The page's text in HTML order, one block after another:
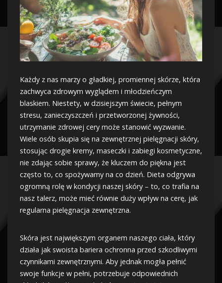
Każdy z nas marzy o gładkiej, promiennej skórze, która
zachwyca zdrowym wyglądem i młodzieńczym
blaskiem. Niestety, w dzisiejszym świecie, pełnym
stresu, zanieczyszczeń i przetworzonej żywności,
utrzymanie zdrowej cery może stanowić wyzwanie.
Wiele osób skupia się na zewnętrznej pielęgnacji skóry,
stosując drogie kremy, maseczki i zabiegi kosmetyczne,
nie zdając sobie sprawy, że kluczem do piękna jest
często to, co spożywamy na co dzień. Dieta odgrywa
ogromną rolę w kondycji naszej skóry – to, co trafia na
nasz talerz, może mieć równie duży wpływ na cerę, jak
regularna pielęgnacja zewnętrzna.
Skóra jest największym organem naszego ciała, który
działa jak swoista bariera ochronna przed szkodliwymi
czynnikami zewnętrznymi. Aby jednak mogła pełnić
swoje funkcje w pełni, potrzebuje odpowiednich